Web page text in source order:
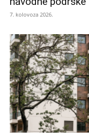
7. kolovoza 2026.